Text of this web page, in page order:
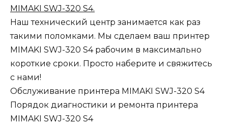
MIMAKI SWJ-320 S4.
Наш технический центр занимается как раз
такими поломками. Мы сделаем ваш принтер
MIMAKI SWJ-320 S4 рабочим в максимально
короткие сроки. Просто наберите и свяжитесь
с нами!
Обслуживание принтера MIMAKI SWJ-320 S4
Порядок диагностики и ремонта принтера
MIMAKI SWJ-320 S4